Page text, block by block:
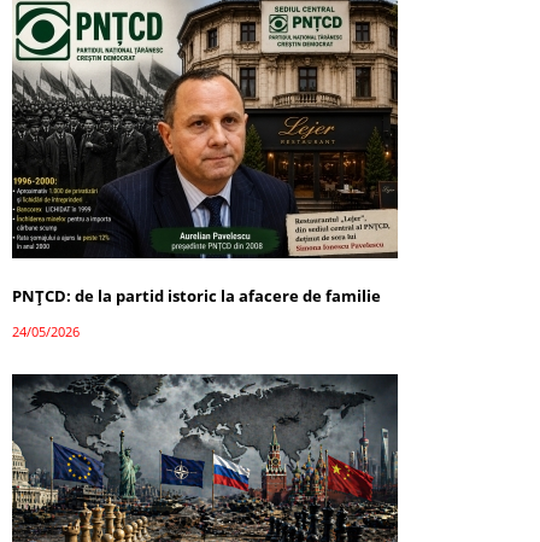
PNȚCD: de la partid istoric la afacere de familie
24/05/2026